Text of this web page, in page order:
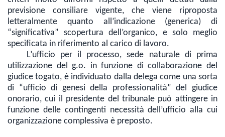
previsione consiliare vigente, che viene riproposta
letteralmente quanto all’indicazione (generica) di
“significativa” scopertura dell’organico, e solo meglio
specificata in riferimento al carico di lavoro.
L’ufficio per il processo, sede naturale di prima
utilizzazione del g.o. in funzione di collaborazione del
giudice togato, è individuato dalla delega come una sorta
di “ufficio di genesi della professionalità” del giudice
onorario, cui il presidente del tribunale può attingere in
funzione delle contingenti necessità dell’ufficio alla cui
organizzazione complessiva è preposto.